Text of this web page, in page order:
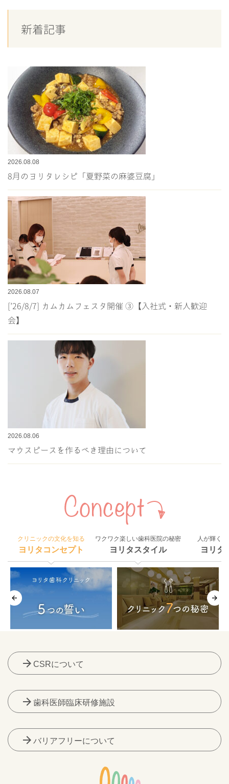
新着記事
2026.08.08
8月のヨリタレシピ「夏野菜の麻婆豆腐」
2026.08.07
[’26/8/7] カムカムフェスタ開催 ③【入社式・新人歓迎
会】
2026.08.06
マウスピースを作るべき理由について
クリニックの文化を知る
ヨリタコンセプト
ワクワク楽しい歯科医院の秘密
ヨリタスタイル
人が輝く
ヨリタ
arrow_forward CSRについて
arrow_forward 歯科医師臨床研修施設
arrow_forward バリアフリーについて